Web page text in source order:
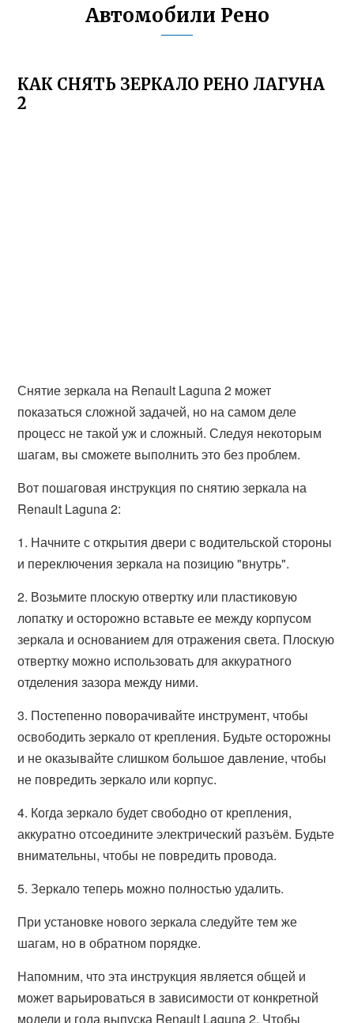
Автомобили Рено
КАК СНЯТЬ ЗЕРКАЛО РЕНО ЛАГУНА
2
Снятие зеркала на Renault Laguna 2 может
показаться сложной задачей, но на самом деле
процесс не такой уж и сложный. Следуя некоторым
шагам, вы сможете выполнить это без проблем.
Вот пошаговая инструкция по снятию зеркала на
Renault Laguna 2:
1. Начните с открытия двери с водительской стороны
и переключения зеркала на позицию "внутрь".
2. Возьмите плоскую отвертку или пластиковую
лопатку и осторожно вставьте ее между корпусом
зеркала и основанием для отражения света. Плоскую
отвертку можно использовать для аккуратного
отделения зазора между ними.
3. Постепенно поворачивайте инструмент, чтобы
освободить зеркало от крепления. Будьте осторожны
и не оказывайте слишком большое давление, чтобы
не повредить зеркало или корпус.
4. Когда зеркало будет свободно от крепления,
аккуратно отсоедините электрический разъём. Будьте
внимательны, чтобы не повредить провода.
5. Зеркало теперь можно полностью удалить.
При установке нового зеркала следуйте тем же
шагам, но в обратном порядке.
Напомним, что эта инструкция является общей и
может варьироваться в зависимости от конкретной
модели и года выпуска Renault Laguna 2. Чтобы